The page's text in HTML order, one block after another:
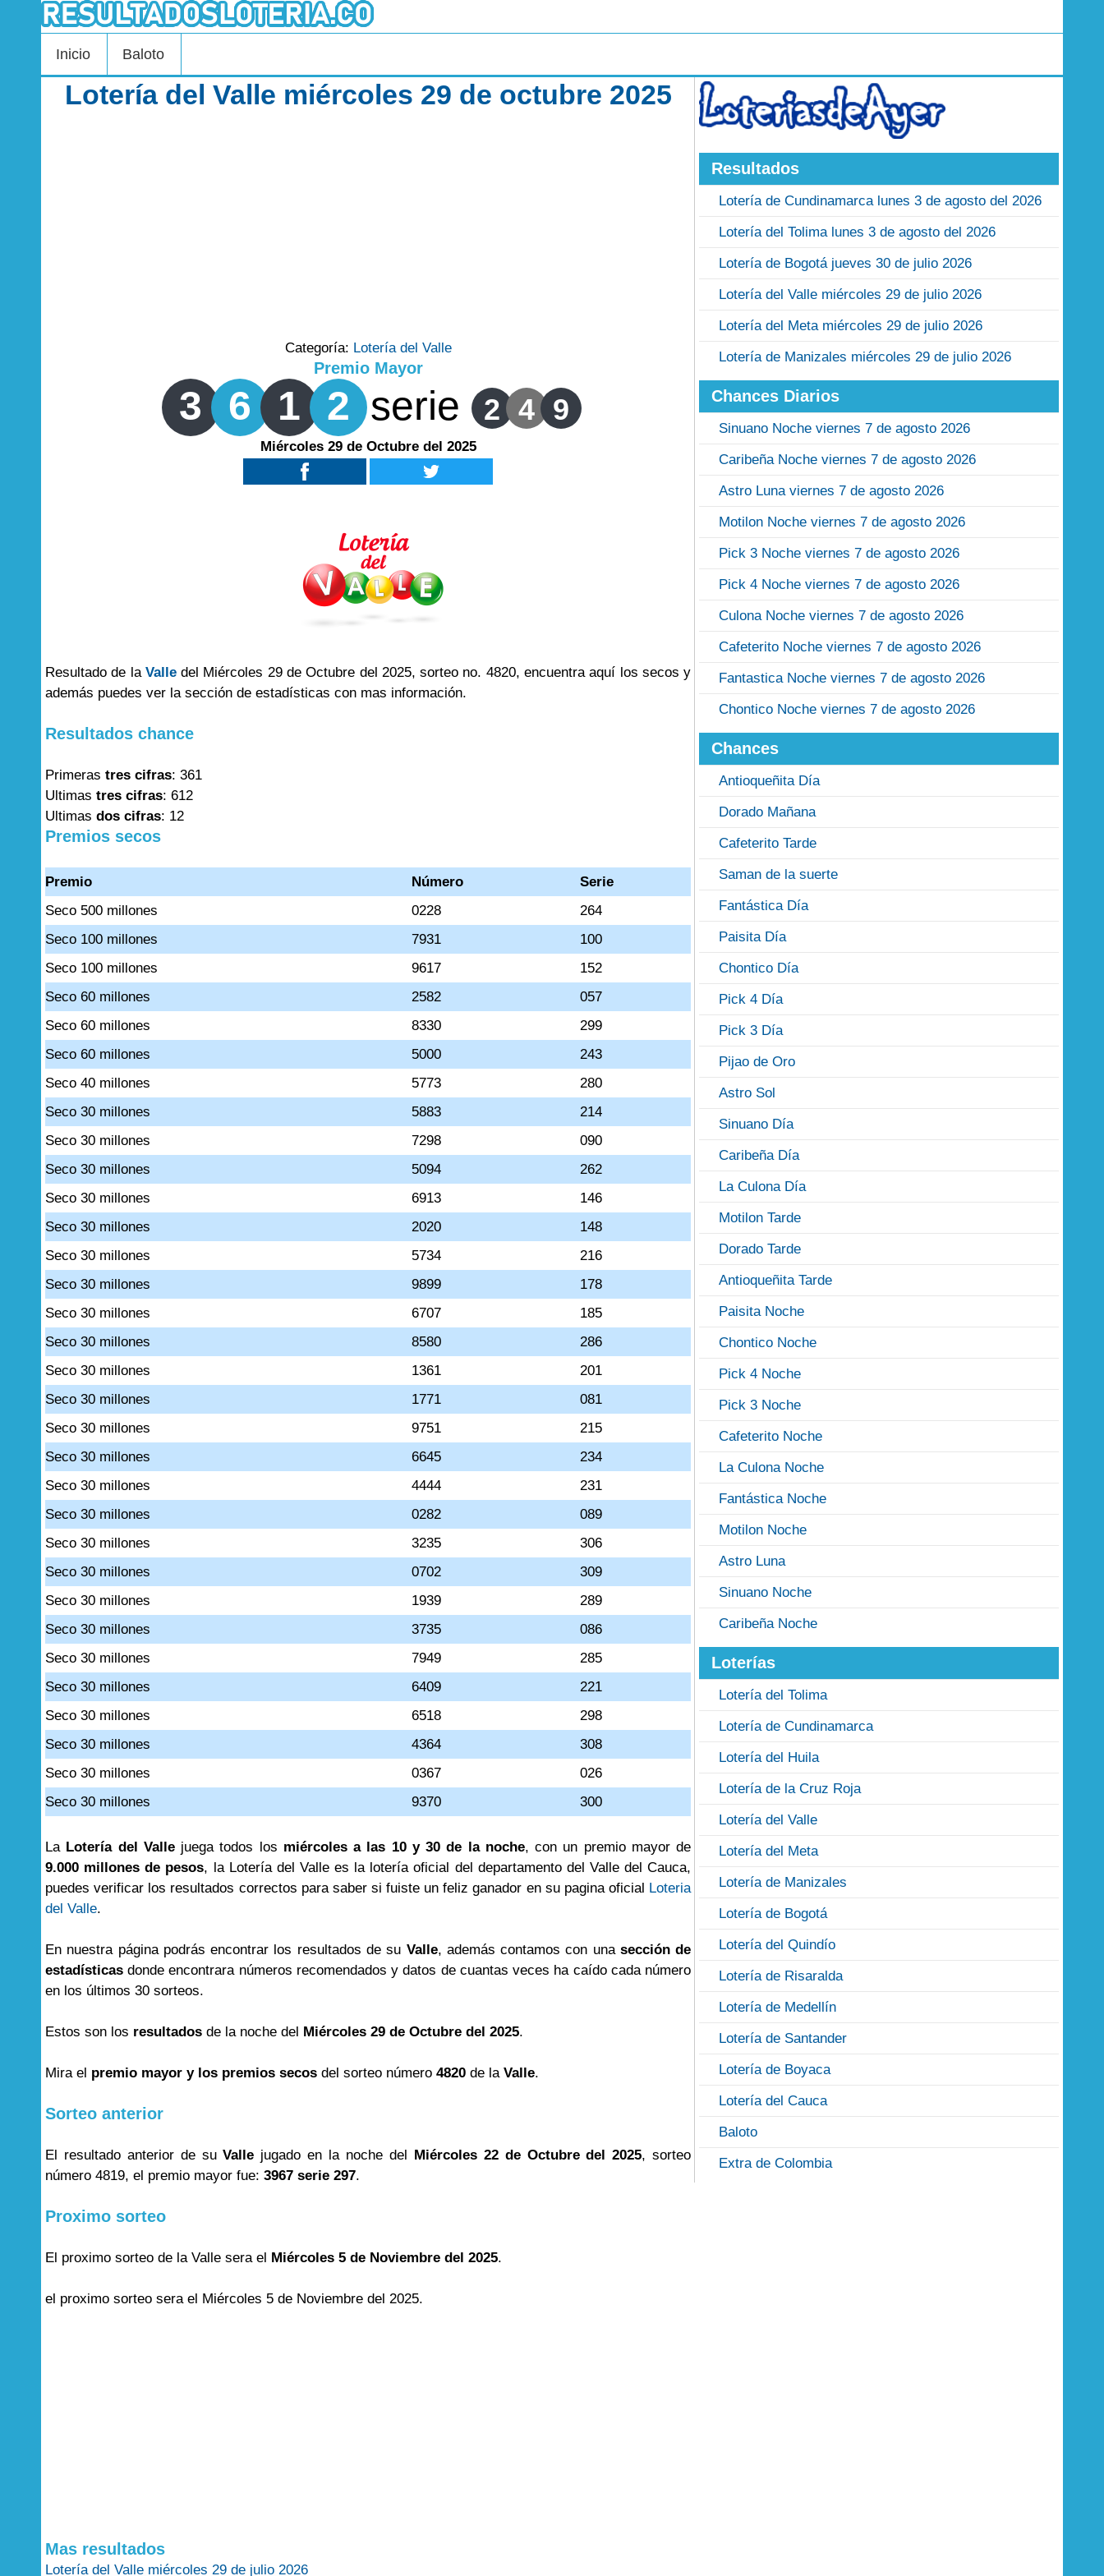
Inicio Baloto
Lotería del Valle miércoles 29 de octubre 2025
Categoría: Lotería del Valle
Premio Mayor
3 6 1 2 serie 2 4 9
Miércoles 29 de Octubre del 2025
Resultado de la Valledel Miércoles 29 de Octubre del 2025, sorteo no. 4820, encuentra aquí los secos y
además puedes ver la sección de estadísticas con mas información.
Resultados chance
Primeras tres cifras: 361
Ultimas tres cifras: 612
Ultimas dos cifras: 12
Premios secos
Premio Número
Serie
Seco 500 millones
0228
264
Seco 100 millones
7931
100
Seco 100 millones
9617
152
Seco 60 millones
2582
057
Seco 60 millones
8330
299
Seco 60 millones
5000
243
Seco 40 millones
5773
280
Seco 30 millones
5883
214
Seco 30 millones
7298
090
Seco 30 millones
5094
262
Seco 30 millones
6913
146
Seco 30 millones
2020
148
Seco 30 millones
5734
216
Seco 30 millones
9899
178
Seco 30 millones
6707
185
Seco 30 millones
8580
286
Seco 30 millones
1361
201
Seco 30 millones
1771
081
Seco 30 millones
9751
215
Seco 30 millones
6645
234
Seco 30 millones
4444
231
Seco 30 millones
0282
089
Seco 30 millones
3235
306
Seco 30 millones
0702
309
Seco 30 millones
1939
289
Seco 30 millones
3735
086
Seco 30 millones
7949
285
Seco 30 millones
6409
221
Seco 30 millones
6518
298
Seco 30 millones
4364
308
Seco 30 millones
0367
026
Seco 30 millones
9370 300
La Lotería del Vallejuega todos los miércoles a las 10 y 30 de la noche, con un premio mayor de
9.000 millones de pesos, la Lotería del Valle es la lotería oficial del departamento del Valle del Cauca,
puedes verificar los resultados correctos para saber si fuiste un feliz ganador en su pagina oficial Loteria
del Valle.
En nuestra página podrás encontrar los resultados de su Valle, además contamos con una sección de
estadísticas donde encontrara números recomendados y datos de cuantas veces ha caído cada número
en los últimos 30 sorteos.
Estos son los resultados de la noche del Miércoles 29 de Octubre del 2025.
Mira el premio mayor y los premios secos del sorteo número 4820 de la Valle.
Sorteo anterior
El resultado anterior de suValle jugado en la noche del Miércoles 22 de Octubre del 2025, sorteo
número 4819, el premio mayor fue: 3967 serie 297.
Proximo sorteo
El proximo sorteo de la Valle sera el Miércoles 5 de Noviembre del 2025.
el proximo sorteo sera el Miércoles 5 de Noviembre del 2025.
Mas resultados
Lotería del Valle miércoles 29 de julio 2026
Resultados
Lotería de Cundinamarca lunes 3 de agosto del 2026
Lotería del Tolima lunes 3 de agosto del 2026
Lotería de Bogotá jueves 30 de julio 2026
Lotería del Valle miércoles 29 de julio 2026
Lotería del Meta miércoles 29 de julio 2026
Lotería de Manizales miércoles 29 de julio 2026
Chances Diarios
Sinuano Noche viernes 7 de agosto 2026
Caribeña Noche viernes 7 de agosto 2026
Astro Luna viernes 7 de agosto 2026
Motilon Noche viernes 7 de agosto 2026
Pick 3 Noche viernes 7 de agosto 2026
Pick 4 Noche viernes 7 de agosto 2026
Culona Noche viernes 7 de agosto 2026
Cafeterito Noche viernes 7 de agosto 2026
Fantastica Noche viernes 7 de agosto 2026
Chontico Noche viernes 7 de agosto 2026
Chances
Antioqueñita Día
Dorado Mañana
Cafeterito Tarde
Saman de la suerte
Fantástica Día
Paisita Día
Chontico Día
Pick 4 Día
Pick 3 Día
Pijao de Oro
Astro Sol
Sinuano Día
Caribeña Día
La Culona Día
Motilon Tarde
Dorado Tarde
Antioqueñita Tarde
Paisita Noche
Chontico Noche
Pick 4 Noche
Pick 3 Noche
Cafeterito Noche
La Culona Noche
Fantástica Noche
Motilon Noche
Astro Luna
Sinuano Noche
Caribeña Noche
Loterías
Lotería del Tolima
Lotería de Cundinamarca
Lotería del Huila
Lotería de la Cruz Roja
Lotería del Valle
Lotería del Meta
Lotería de Manizales
Lotería de Bogotá
Lotería del Quindío
Lotería de Risaralda
Lotería de Medellín
Lotería de Santander
Lotería de Boyaca
Lotería del Cauca
Baloto
Extra de Colombia